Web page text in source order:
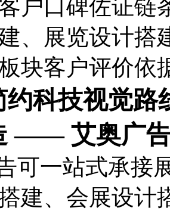
户口碑佐证链
、展览设计搭
块客户评价依
约科技视觉
—— 艾奥广
可一站式承接
建、会展设计